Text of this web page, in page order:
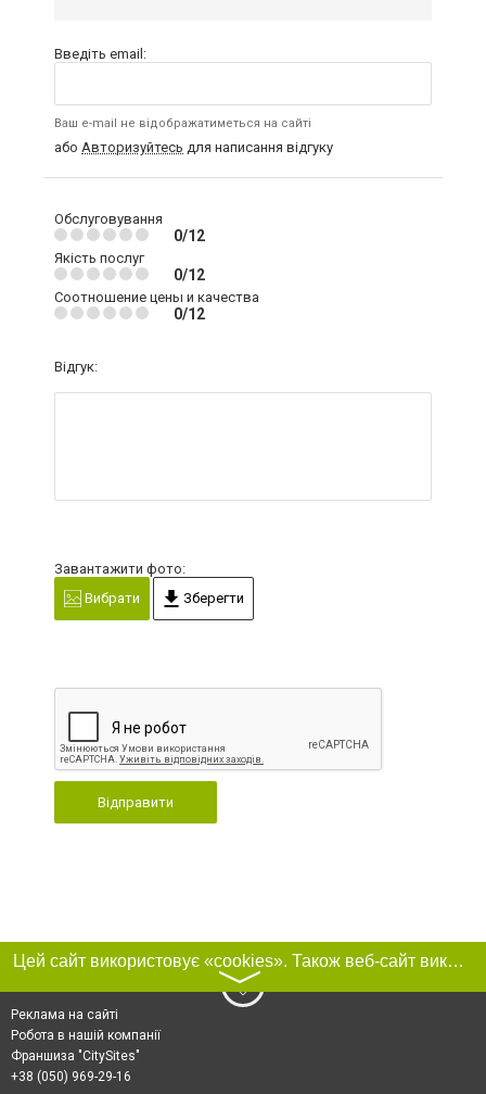
Введіть email:
Ваш e-mail не відображатиметься на сайті
або Авторизуйтесь для написання відгуку
Обслуговування
0/12
Якість послуг
0/12
Соотношение цены и качества
0/12
Відгук:
Завантажити фото:
Вибрати
Зберегти
Відправити
Цей сайт використовує «cookies». Також веб-сайт використовує інтернет-сервіс для збору технічних даних стосовно відвідувачів з метою отримання маркетингової та статистичної інформації. Умови обробки даних відвідувачів сайту див.
〉
Реклама на сайті
Робота в нашій компанії
Франшиза "CitySites"
+38 (050) 969-29-16